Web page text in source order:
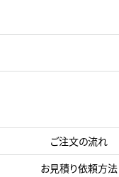
ご注文の流れ
お見積り依頼方法